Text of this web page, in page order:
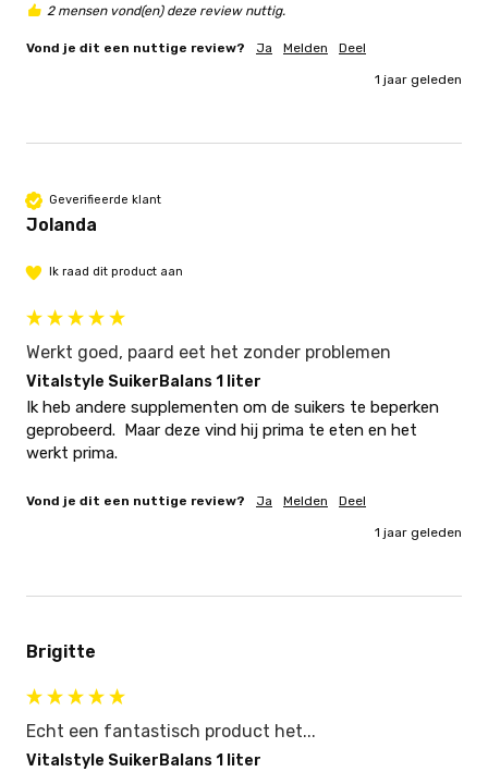
2 mensen vond(en) deze review nuttig.
Vond je dit een nuttige review? Ja Melden Deel
1 jaar geleden
Geverifieerde klant
Jolanda
Ik raad dit product aan
Werkt goed, paard eet het zonder problemen
Vitalstyle SuikerBalans 1 liter
Ik heb andere supplementen om de suikers te beperken
geprobeerd.  Maar deze vind hij prima te eten en het
werkt prima.
Vond je dit een nuttige review? Ja Melden Deel
1 jaar geleden
Brigitte
Echt een fantastisch product het...
Vitalstyle SuikerBalans 1 liter